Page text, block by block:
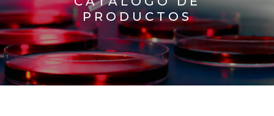
PRODUCTOS